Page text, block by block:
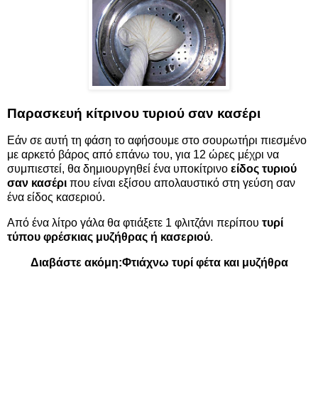
Παρασκευή κίτρινου τυριού σαν κασέρι
Εάν σε αυτή τη φάση το αφήσουμε στο σουρωτήρι πιεσμένο
με αρκετό βάρος από επάνω του, για 12 ώρες μέχρι να
συμπιεστεί, θα δημιουργηθεί ένα υποκίτρινο είδος τυριού
σαν κασέρι που είναι εξίσου απολαυστικό στη γεύση σαν
ένα είδος κασεριού.
Από ένα λίτρο γάλα θα φτιάξετε 1 φλιτζάνι περίπου τυρί
τύπου φρέσκιας μυζήθρας ή κασεριού.
Διαβάστε ακόμη:Φτιάχνω τυρί φέτα και μυζήθρα